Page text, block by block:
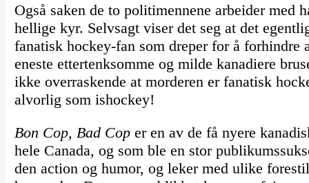
Også saken de to politimennene arbeider med
hellige kyr. Selvsagt viser det seg at det
fanatisk hockey-fan som dreper for å
eneste ettertenksomme og milde kanadiere
ikke overraskende at morderen er fanatisk
alvorlig som ishockey!
Bon Cop, Bad Coper en av de få nyere
hele Canada, og som ble en stor
den action og humor, og leker med ulike